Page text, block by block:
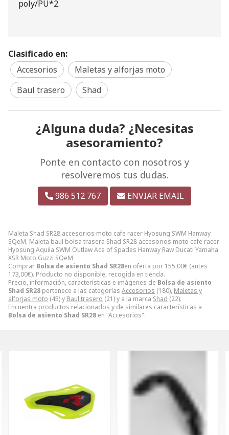
Maleta Shad SR28 accesorios moto cafe racer Hyosung SWM Hanway
SQeM. Maleta baul bolsa trasera Shad SR28 accesorios moto cafe racer
Hyosung Aquila SWM Outlaw Ace of Spades Hanway Raw Ducati Yamaha
XSR Moto Guzzi SQeM
Comprar Bolsa de asiento Shad SR28en oferta por 155,00€ (antes
173,00€). Producto no disponible, recogida en tienda.
Precio, información, características e imágenes de Bolsa de asiento
Shad SR28 pertenece a las categorías Accesorios (180), Maletas y
alforjas moto (45) y Baul trasero (21) y a la marca Shad (22).
Encuentra productos relacionados y de similares características a
Bolsa de asiento Shad SR28 en "Accesorios".
poly/PU*2.
Clasificado en:
Accesorios
Maletas y alforjas moto
Baul trasero
Shad
¿Alguna duda? ¿Necesitas
asesoramiento?
Ponte en contacto con nosotros y
resolveremos tus dudas.
986 512 767 ENVIAR EMAIL